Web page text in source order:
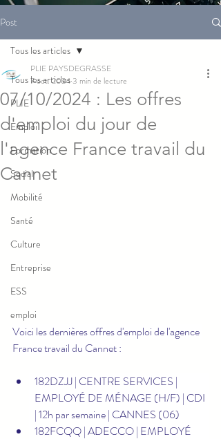
Post
Tous les articles
PLIE
Emploi
Formation
Social
Mobilité
Santé
Culture
Entreprise
ESS
emploi
Tous les articles
07/10/2024 : Les offres
d'emploi du jour de
l'agence France travail du
Cannet
PLIE PAYSDEGRASSE
7 oct. 2024 3 min de lecture
Voici les dernières offres d'emploi de l'agence
France travail du Cannet :
182DZJJ | CENTRE SERVICES |
EMPLOYÉ DE MÉNAGE (H/F) | CDI
| 12h par semaine | CANNES (06)
182FCQQ | ADECCO | EMPLOYÉ